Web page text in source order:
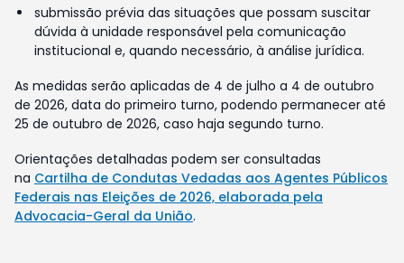
submissão prévia das situações que possam suscitar
dúvida à unidade responsável pela comunicação
institucional e, quando necessário, à análise jurídica.
As medidas serão aplicadas de 4 de julho a 4 de outubro
de 2026, data do primeiro turno, podendo permanecer até
25 de outubro de 2026, caso haja segundo turno.
Orientações detalhadas podem ser consultadas
na Cartilha de Condutas Vedadas aos Agentes Públicos
Federais nas Eleições de 2026, elaborada pela
Advocacia-Geral da União.